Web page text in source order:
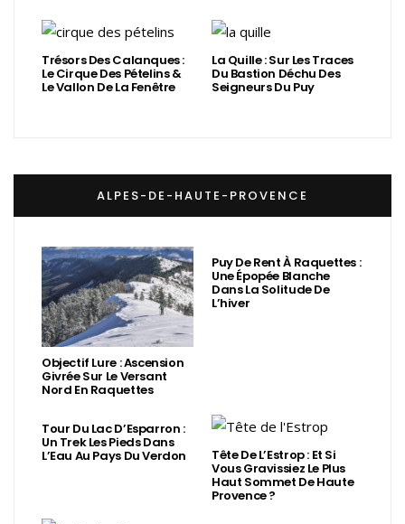
Trésors Des Calanques :
Le Cirque Des Pételins &
Le Vallon De La Fenêtre
La Quille : Sur Les Traces
Du Bastion Déchu Des
Seigneurs Du Puy
ALPES-DE-HAUTE-PROVENCE
Objectif Lure : Ascension
Givrée Sur Le Versant
Nord En Raquettes
Puy De Rent À Raquettes :
Une Épopée Blanche
Dans La Solitude De
L’hiver
Tour Du Lac D’Esparron :
Un Trek Les Pieds Dans
L’Eau Au Pays Du Verdon Tête De L’Estrop : Et Si
Vous Gravissiez Le Plus
Haut Sommet De Haute
Provence ?